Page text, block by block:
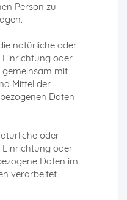
Person zu
natürliche oder
Einrichtung oder
gemeinsam mit
Mittel der
Daten
oder
Einrichtung oder
Daten im
verarbeitet.